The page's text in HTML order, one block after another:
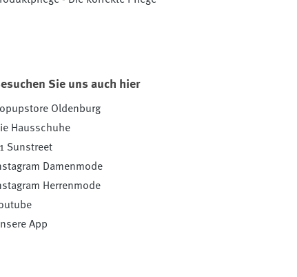
Sie uns auch hier
Oldenburg
Hausschuhe
Sunstreet
Damenmode
Herrenmode
App